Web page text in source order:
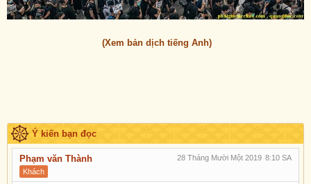
(Xem bản dịch tiếng Anh)
Ý kiến bạn đọc
28 Tháng Mười Một 2019 8:10 SA
Phạm văn Thành
Khách